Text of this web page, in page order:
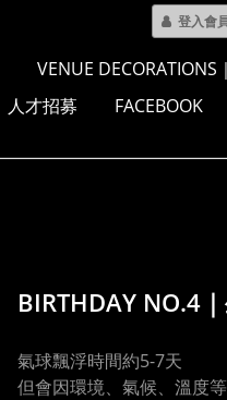
登入會
VENUE DECORATIONS
人才招募
FACEBOOK
BIRTHDAY NO.4
氣球飄浮時間約5-7天
但會因環境、氣候、溫度等